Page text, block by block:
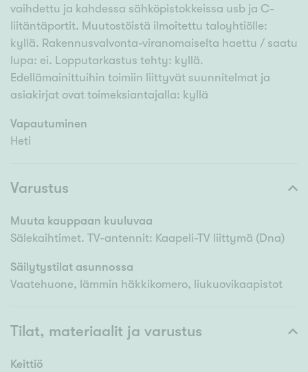
vaihdettu ja kahdessa sähköpistokkeissa usb ja C-
liitäntäportit. Muutostöistä ilmoitettu taloyhtiölle:
kyllä. Rakennusvalvonta-viranomaiselta haettu / saatu
lupa: ei. Lopputarkastus tehty: kyllä.
Edellämainittuihin toimiin liittyvät suunnitelmat ja
asiakirjat ovat toimeksiantajalla: kyllä
Vapautuminen
Heti
Varustus
Muuta kauppaan kuuluvaa
Sälekaihtimet. TV-antennit: Kaapeli-TV liittymä (Dna)
Säilytystilat asunnossa
Vaatehuone, lämmin häkkikomero, liukuovikaapistot
Tilat, materiaalit ja varustus
Keittiö